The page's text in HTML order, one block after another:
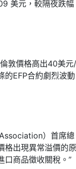
美元，較隔夜跌幅
敦價格高出40美元
的EFP合約劇烈波動
）首席總
格出現異常溢價的原
口商品徵收關稅。”